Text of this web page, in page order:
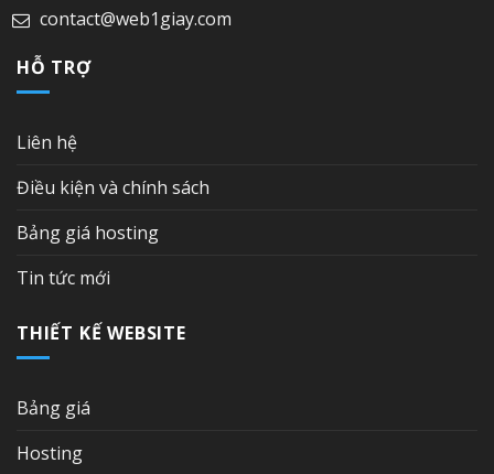
contact@web1giay.com
HỖ TRỢ
Liên hệ
Điều kiện và chính sách
Bảng giá hosting
Tin tức mới
THIẾT KẾ WEBSITE
Bảng giá
Hosting